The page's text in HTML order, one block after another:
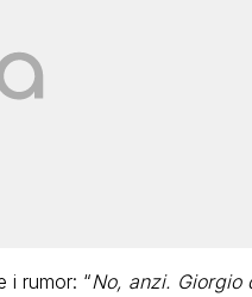
i rumor: “No, anzi. Giorgio